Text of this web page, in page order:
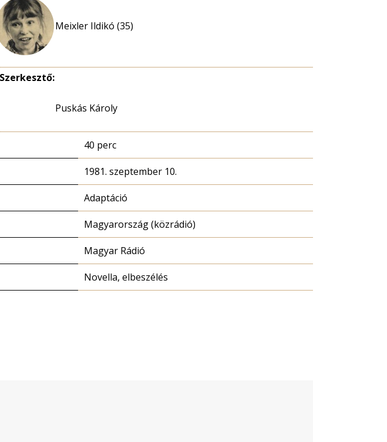
Meixler Ildikó (35)
Szerkesztő:
Puskás Károly
40 perc
1981. szeptember 10.
Adaptáció
Magyarország (közrádió)
Magyar Rádió
Novella, elbeszélés